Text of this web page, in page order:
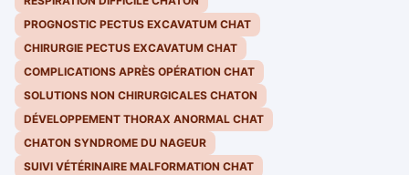
PROGNOSTIC PECTUS EXCAVATUM CHAT
CHIRURGIE PECTUS EXCAVATUM CHAT
COMPLICATIONS APRÈS OPÉRATION CHAT
SOLUTIONS NON CHIRURGICALES CHATON
DÉVELOPPEMENT THORAX ANORMAL CHAT
CHATON SYNDROME DU NAGEUR
SUIVI VÉTÉRINAIRE MALFORMATION CHAT